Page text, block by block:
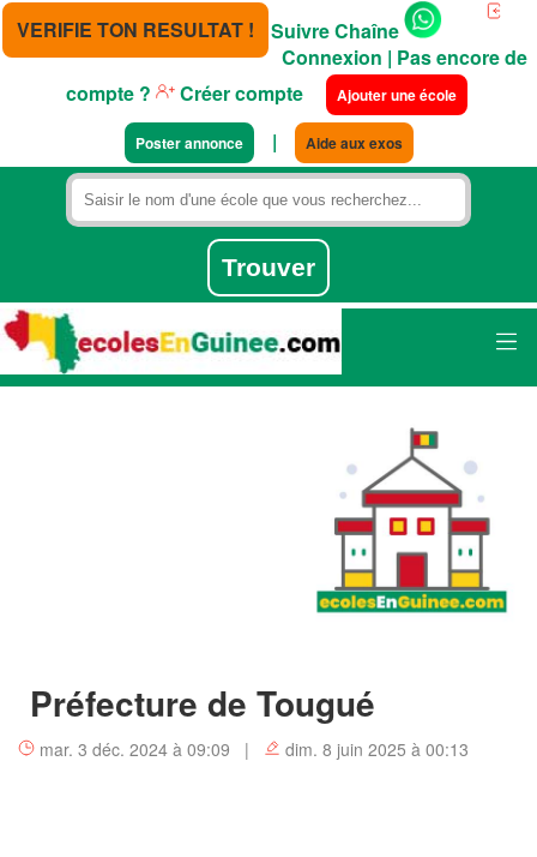
VERIFIE TON RESULTAT !
Suivre Chaîne
Connexion | Pas encore de
compte ?
Créer compte Ajouter une école
Poster annonce | Aide aux exos
Préfecture de Tougué
mar. 3 déc. 2024 à 09:09 | dim. 8 juin 2025 à 00:13